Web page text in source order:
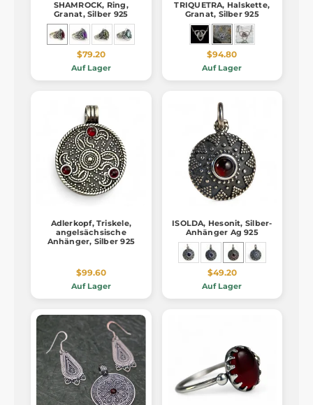
SHAMROCK, Ring,
Granat, Silber 925
$79.20
Auf Lager
TRIQUETRA, Halskette,
Granat, Silber 925
$94.80
Auf Lager
Adlerkopf, Triskele,
angelsächsische
Anhänger, Silber 925
$99.60
Auf Lager
ISOLDA, Hesonit, Silber-
Anhänger Ag 925
$49.20
Auf Lager